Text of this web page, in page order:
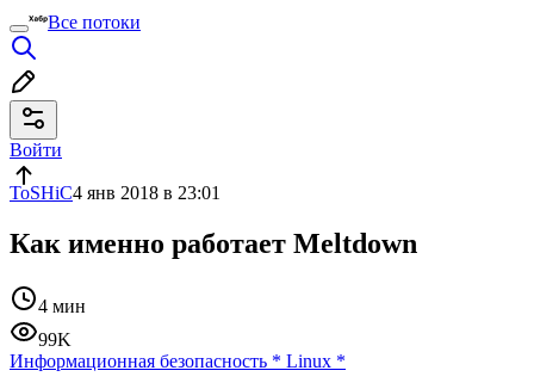
Все потоки
Войти
ToSHiC4 янв 2018 в 23:01
Как именно работает Meltdown
4 мин
99K
Информационная безопасность * Linux *